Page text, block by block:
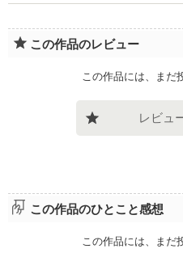
この作品のレビュー
この作品には、まだ
レビュ
この作品のひとこと感想
この作品には、まだ